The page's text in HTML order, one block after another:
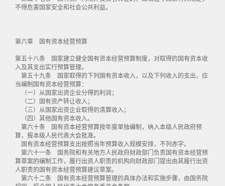
不得危害国家安全和社会公共利益。
第六章 国有资本经营预算
第五十八条 国家建立健全国有资本经营预算制度，对取得的国有资本收
入及其支出实行预算管理。
第五十九条 国家取得的下列国有资本收入，以及下列收入的支出，应
当编制国有资本经营预算：
（一）从国家出资企业分得的利润；
（二）国有资产转让收入；
（三）从国家出资企业取得的清算收入；
（四）其他国有资本收入。
第六十条 国有资本经营预算按年度单独编制，纳入本级人民政府预
算，报本级人民代表大会批准。
国有资本经营预算支出按照当年预算收入规模安排，不列赤字。
第六十一条 国务院和有关地方人民政府财政部门负责国有资本经营预
算草案的编制工作，履行出资人职责的机构向财政部门提出由其履行出资
人职责的国有资本经营预算建议草案。
第六十二条 国有资本经营预算管理的具体办法和实施步骤，由国务院